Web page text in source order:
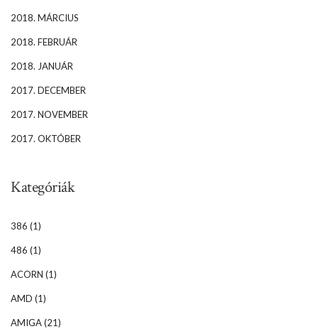
2018. MÁRCIUS
2018. FEBRUÁR
2018. JANUÁR
2017. DECEMBER
2017. NOVEMBER
2017. OKTÓBER
Kategóriák
386 (1)
486 (1)
ACORN (1)
AMD (1)
AMIGA(21)